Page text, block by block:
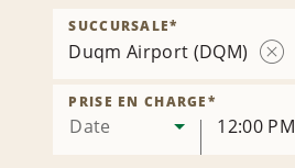
Duqm Airport (DQM)
SUCCURSALE*
Date
PRISE EN CHARGE*
12:00 PM